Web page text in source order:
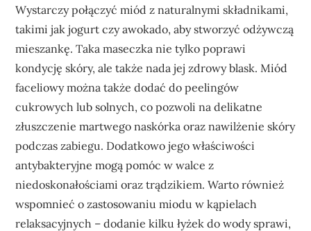
Wystarczy połączyć miód z naturalnymi składnikami,
takimi jak jogurt czy awokado, aby stworzyć odżywczą
mieszankę. Taka maseczka nie tylko poprawi
kondycję skóry, ale także nada jej zdrowy blask. Miód
faceliowy można także dodać do peelingów
cukrowych lub solnych, co pozwoli na delikatne
złuszczenie martwego naskórka oraz nawilżenie skóry
podczas zabiegu. Dodatkowo jego właściwości
antybakteryjne mogą pomóc w walce z
niedoskonałościami oraz trądzikiem. Warto również
wspomnieć o zastosowaniu miodu w kąpielach
relaksacyjnych – dodanie kilku łyżek do wody sprawi,